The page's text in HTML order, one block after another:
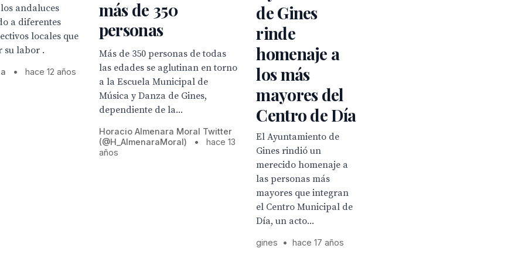
andaluces
a diferentes
locales que
su labor .
• hace 12 años
más de 350
personas
Más de 350 personas de todas
las edades se aglutinan en torno
a la Escuela Municipal de
Música y Danza de Gines,
dependiente de la...
Horacio Almenara Moral Twitter
(@H_AlmenaraMoral)
•
hace 13
años
de Gines
rinde
homenaje a
los más
mayores del
Centro de Día
El Ayuntamiento de
Gines rindió un
merecido homenaje a
las personas más
mayores que integran
el Centro Municipal de
Día, un acto...
gines • hace 17 años